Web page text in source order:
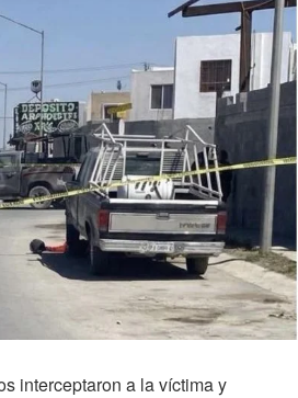
interceptaron a la víctima y